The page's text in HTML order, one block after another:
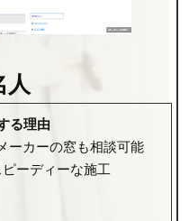
人
る理由
ーカーの窓も相談可能
ーディーな施工